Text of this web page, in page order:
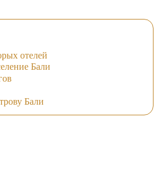
отелей
Бали
Бали